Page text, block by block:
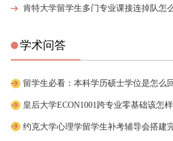
学术问答